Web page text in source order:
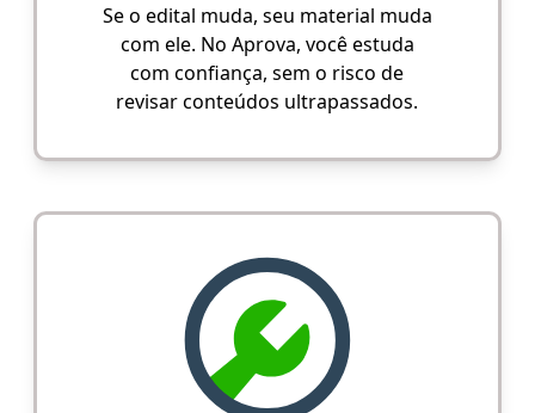
Se o edital muda, seu material muda
com ele. No Aprova, você estuda
com confiança, sem o risco de
revisar conteúdos ultrapassados.